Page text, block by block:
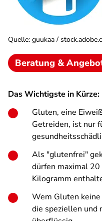
Quelle: guukaa /
Beratung &
Das Wichtigste in Kürze:
Gluten, eine
Getreiden, ist nur
Als "glutenfrei"
dürfen maximal
Kilogramm
Wem Gluten
die speziellen und